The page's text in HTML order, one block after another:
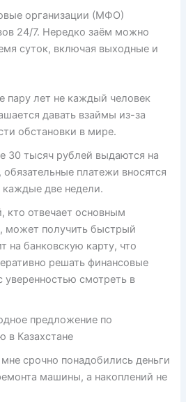
организации (МФО)
24/7. Нередко заём можно
суток, включая выходные и
пару лет не каждый человек
давать взаймы из-за
обстановки в мире.
тысяч рублей выдаются на
платежи вносятся
две недели.
кто отвечает основным
может получить быстрый
на банковскую карту, что
решать финансовые
смотреть в
предложение по
в Казахстане
срочно понадобились деньги
машины, а накоплений не